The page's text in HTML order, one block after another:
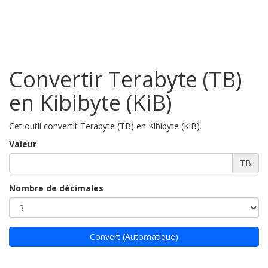
Convertir Terabyte (TB)
en Kibibyte (KiB)
Cet outil convertit Terabyte (TB) en Kibibyte (KiB).
Valeur
TB
Nombre de décimales
Convert (Automatique)